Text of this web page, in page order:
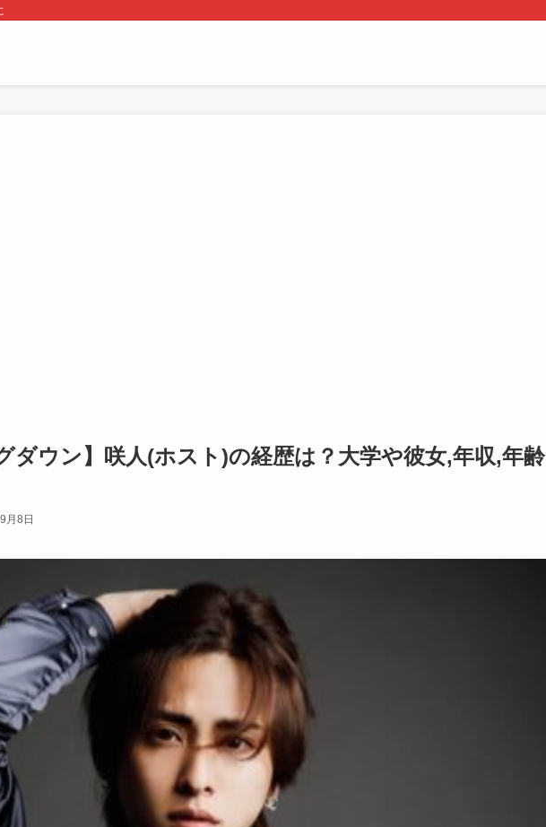
ダウン】咲人(ホスト)の経歴は？大学や彼女,年収,年齢
月8日